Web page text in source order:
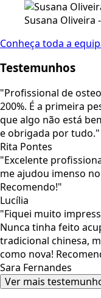
Susana Oliveira
Conheça toda a
Testemunhos
"Profissional de
200%. É a primeira
que algo não está
e obrigada por tudo."
Rita Pontes
"Excelente
me ajudou imenso
Recomendo!"
Lucília
"Fiquei muito
Nunca tinha feito
tradicional chinesa,
como nova!
Sara Fernandes
Ver mais